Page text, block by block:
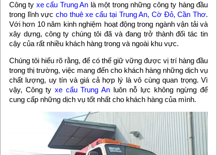
Công ty xe cẩu Trung An là một trong những công ty hàng đầu
trong lĩnh vực cho thuê xe cẩu tại Trung An, Cờ Đỏ, Cần Thơ.
Với hơn 10 năm kinh nghiệm hoạt động trong ngành vận tải và
xây dựng, công ty chúng tôi đã và đang trở thành đối tác tin
cậy của rất nhiều khách hàng trong và ngoài khu vực.
Chúng tôi hiểu rõ rằng, để có thể giữ vững được vị trí hàng đầu
trong thị trường, việc mang đến cho khách hàng những dịch vụ
chất lượng, uy tín và giá cả hợp lý là vô cùng quan trọng. Vì
vậy, Công ty xe cẩu Trung An luôn nỗ lực không ngừng để
cung cấp những dịch vụ tốt nhất cho khách hàng của mình.